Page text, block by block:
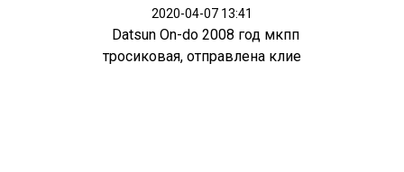
2020-04-07 13:41
Datsun On-do 2008 год мкпп
тросиковая, отправлена клие